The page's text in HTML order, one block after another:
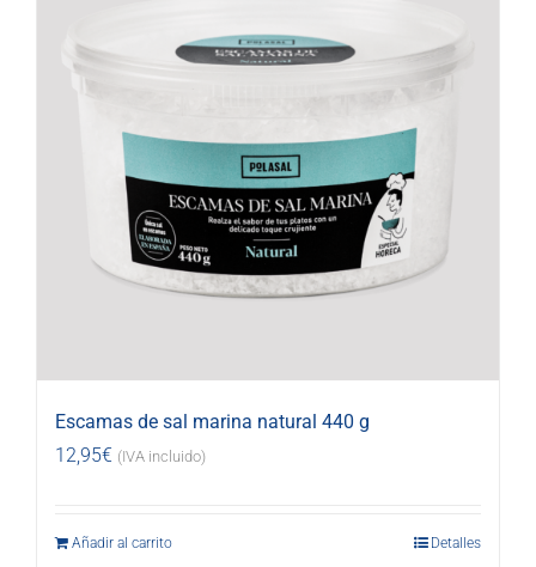
Escamas de sal marina natural 440 g
12,95€ (IVA incluido)
Añadir al carrito Detalles